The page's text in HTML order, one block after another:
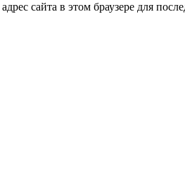
сайта в этом браузере для